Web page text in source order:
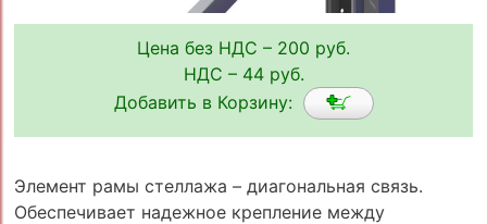
Цена без НДС – 200 руб.
НДС – 44 руб.
Добавить в Корзину:
Элемент рамы стеллажа – диагональная связь.
Обеспечивает надежное крепление между